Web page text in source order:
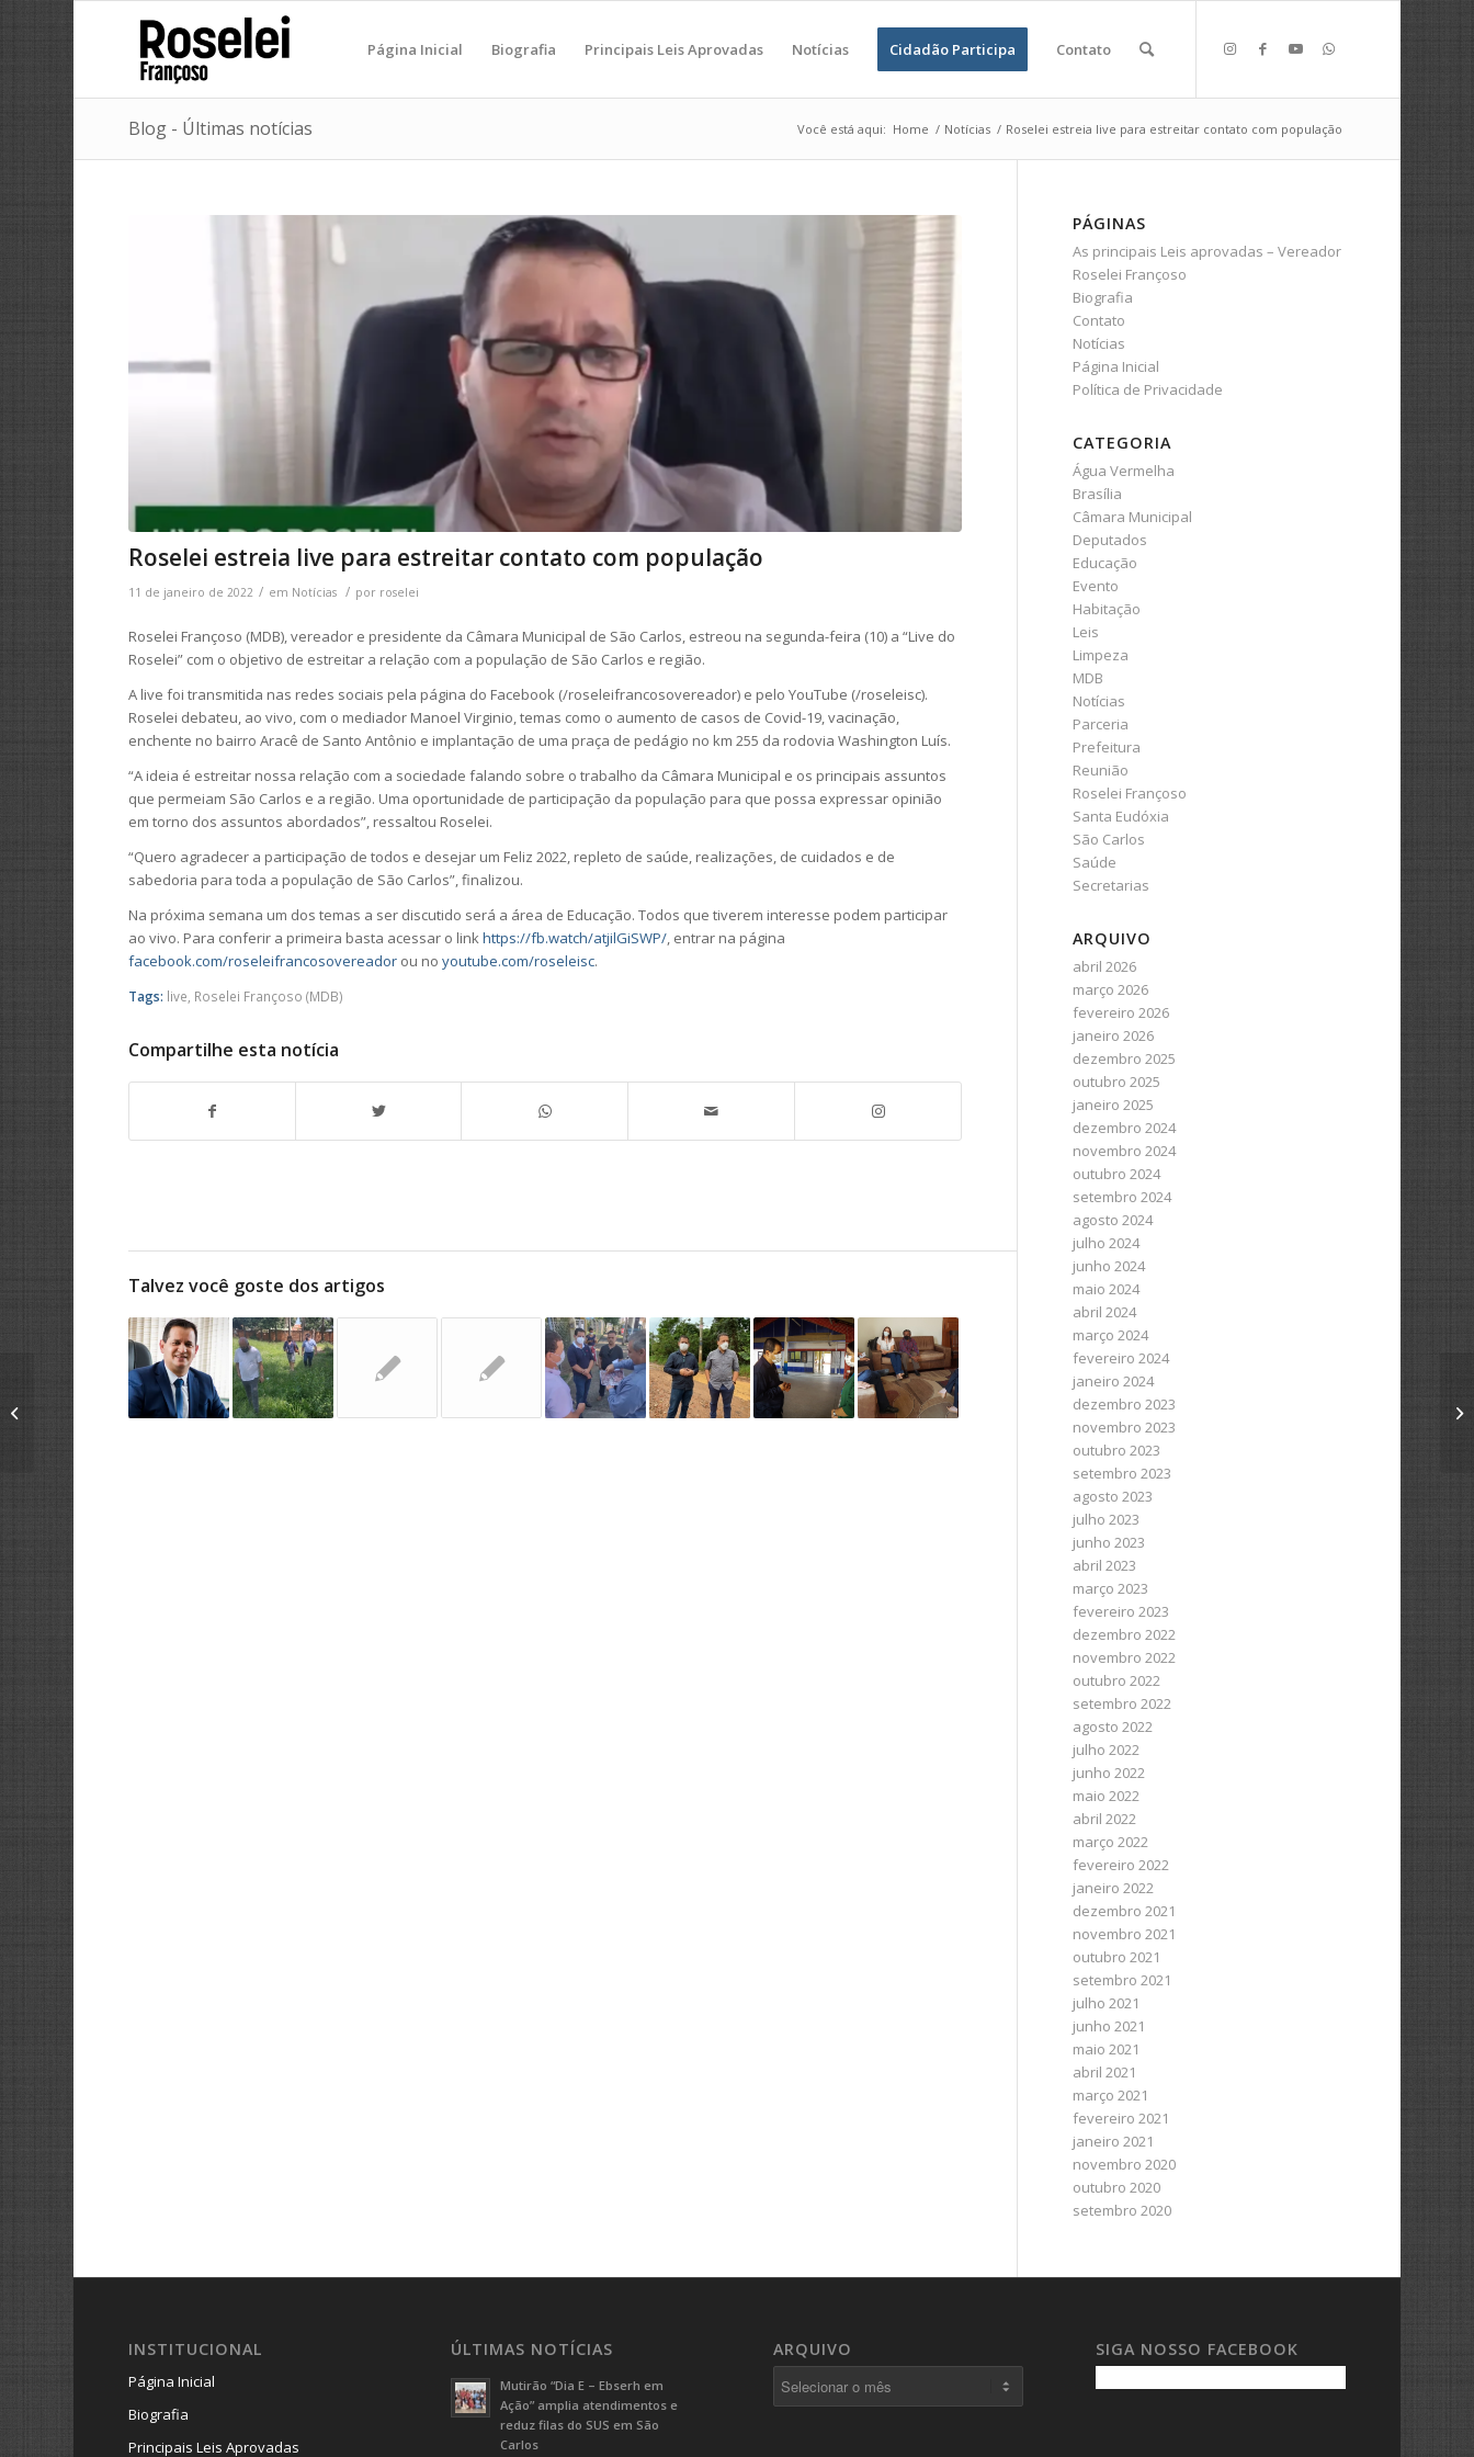
Página Inicial Biografia Principais Leis Aprovadas Notícias Cidadão Participa Contato
Blog - Últimas notícias Você está aqui: Home / Notícias / Roselei estreia live para estreitar contato com população
Roselei estreia live para estreitar contato com população
11 de janeiro de 2022 / em Notícias / por roselei
Roselei Françoso (MDB), vereador e presidente da Câmara Municipal de São Carlos, estreou na segunda-feira (10) a “Live do
Roselei” com o objetivo de estreitar a relação com a população de São Carlos e região.
A live foi transmitida nas redes sociais pela página do Facebook (/roseleifrancosovereador) e pelo YouTube (/roseleisc).
Roselei debateu, ao vivo, com o mediador Manoel Virginio, temas como o aumento de casos de Covid-19, vacinação,
enchente no bairro Aracê de Santo Antônio e implantação de uma praça de pedágio no km 255 da rodovia Washington Luís.
“A ideia é estreitar nossa relação com a sociedade falando sobre o trabalho da Câmara Municipal e os principais assuntos
que permeiam São Carlos e a região. Uma oportunidade de participação da população para que possa expressar opinião
em torno dos assuntos abordados”, ressaltou Roselei.
“Quero agradecer a participação de todos e desejar um Feliz 2022, repleto de saúde, realizações, de cuidados e de
sabedoria para toda a população de São Carlos”, finalizou.
Na próxima semana um dos temas a ser discutido será a área de Educação. Todos que tiverem interesse podem participar
ao vivo. Para conferir a primeira basta acessar o linkhttps://fb.watch/atjilGiSWP/, entrar na página
facebook.com/roseleifrancosovereador ou noyoutube.com/roseleisc.
Tags: live Roselei Françoso (MDB)
Compartilhe esta notícia
Talvez você goste dos artigos
PÁGINAS
As principais Leis aprovadas – Vereador
Roselei Françoso
Biografia
Contato
Notícias
Página Inicial
Política de Privacidade
CATEGORIA
Água Vermelha
Brasília
Câmara Municipal
Deputados
Educação
Evento
Habitação
Leis
Limpeza
MDB
Notícias
Parceria
Prefeitura
Reunião
Roselei Françoso
Santa Eudóxia
São Carlos
Saúde
Secretarias
ARQUIVO
abril 2026
março 2026
fevereiro 2026
janeiro 2026
dezembro 2025
outubro 2025
janeiro 2025
dezembro 2024
novembro 2024
outubro 2024
setembro 2024
agosto 2024
julho 2024
junho 2024
maio 2024
abril 2024
março 2024
fevereiro 2024
janeiro 2024
dezembro 2023
novembro 2023
outubro 2023
setembro 2023
agosto 2023
julho 2023
junho 2023
abril 2023
março 2023
fevereiro 2023
dezembro 2022
novembro 2022
outubro 2022
setembro 2022
agosto 2022
julho 2022
junho 2022
maio 2022
abril 2022
março 2022
fevereiro 2022
janeiro 2022
dezembro 2021
novembro 2021
outubro 2021
setembro 2021
julho 2021
junho 2021
maio 2021
abril 2021
março 2021
fevereiro 2021
janeiro 2021
novembro 2020
outubro 2020
setembro 2020
INSTITUCIONAL
Página Inicial
Biografia
Principais Leis Aprovadas
ÚLTIMAS NOTÍCIAS
Mutirão “Dia E – Ebserh em
Ação” amplia atendimentos e
reduz filas do SUS em São
Carlos
ARQUIVO SIGA NOSSO FACEBOOK
Roselei discute novas ações contra
pedágio na WL